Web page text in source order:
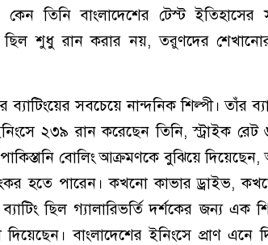
তিনি বাংলাদেশের টেস্ট ইতিহাসের
ছিল শুধু রান করার নয়, তরুণদের
সবচেয়ে নান্দনিক শিল্পী। তাঁর
২৩৯ রান করেছেন তিনি, স্ট্রাইক রেট
বোলিং আক্রমণকে বুঝিয়ে
হতে পারেন। কখনো কাভার ড্রাইভ,
ছিল গ্যালারিভর্তি দর্শকের জন্য এক
বাংলাদেশের ইনিংসে প্রাণ এনে